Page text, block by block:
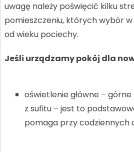
uwagę należy poświęcić kilku
pomieszczeniu, których wybór w
od wieku pociechy.
Jeśli urządzamy pokój dla
oświetlenie główne –
z sufitu – jest to
pomaga przy codziennych